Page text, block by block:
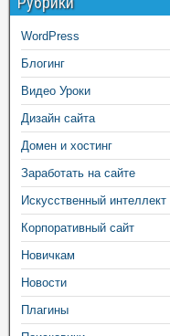
WordPress
Блогинг
Видео Уроки
Дизайн сайта
Домен и хостинг
Заработать на сайте
Искусственный интеллект
Корпоративный сайт
Новичкам
Новости
Плагины